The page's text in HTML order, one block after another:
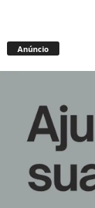
Anúncio